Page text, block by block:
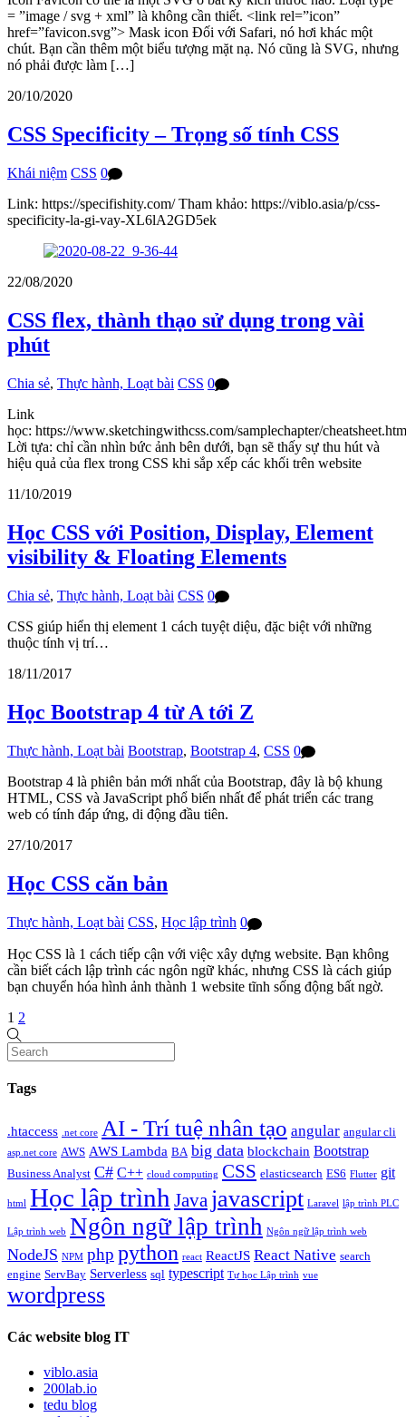
= ”image / svg + xml” là không cần thiết. <link rel=”icon”
href=”favicon.svg”> Mask icon Đối với Safari, nó hơi khác một
chút. Bạn cần thêm một biểu tượng mặt nạ. Nó cũng là SVG, nhưng
nó phải được làm […]
20/10/2020
CSS Specificity – Trọng số tính CSS
Khái niệm CSS 0
Link: https://specifishity.com/ Tham khảo: https://viblo.asia/p/css-
specificity-la-gi-vay-XL6lA2GD5ek
22/08/2020
CSS flex, thành thạo sử dụng trong vài
phút
Chia sẻ, Thực hành, Loạt bài CSS 0
Link
học: https://www.sketchingwithcss.com/samplechapter/
Lời tựa: chỉ cần nhìn bức ảnh bên dưới, bạn sẽ thấy sự thu hút và
hiệu quả của flex trong CSS khi sắp xếp các khối trên website
11/10/2019
Học CSS với Position, Display, Element
visibility & Floating Elements
Chia sẻ, Thực hành, Loạt bài CSS 0
CSS giúp hiển thị element 1 cách tuyệt diệu, đặc biệt với những
thuộc tính vị trí…
18/11/2017
Học Bootstrap 4 từ A tới Z
Thực hành, Loạt bài Bootstrap, Bootstrap 4, CSS 0
Bootstrap 4 là phiên bản mới nhất của Bootstrap, đây là bộ khung
HTML, CSS và JavaScript phổ biến nhất để phát triển các trang
web có tính đáp ứng, di động đầu tiên.
27/10/2017
Học CSS căn bản
Thực hành, Loạt bài CSS, Học lập trình 0
Học CSS là 1 cách tiếp cận với việc xây dựng website. Bạn không
cần biết cách lập trình các ngôn ngữ khác, nhưng CSS là cách giúp
bạn chuyển hóa hình ảnh thành 1 website tĩnh sống động bất ngờ.
1 2
Tags
.htaccess .net core AI - Trí tuệ nhân tạo angular angular cli
asp.net core AWS AWS Lambda BA big data blockchain Bootstrap
Business Analyst C# C++ cloud computing CSS elasticsearch ES6 Flutter git
html Học lập trình Java javascript Laravel lập trình PLC
Lập trình web Ngôn ngữ lập trình Ngôn ngữ lập trình web
NodeJS NPM php python react ReactJS React Native search
engine ServBay Serverless sql typescript Tự học Lập trình vue
wordpress
Các website blog IT
viblo.asia
200lab.io
tedu blog